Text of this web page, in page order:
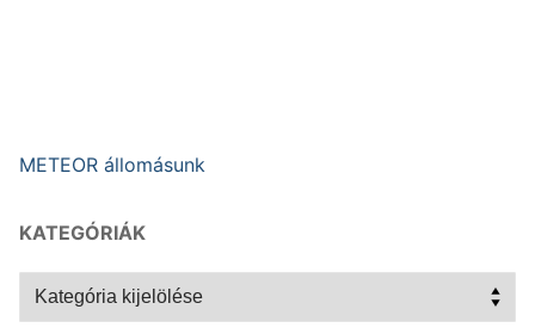
METEOR állomásunk
KATEGÓRIÁK
Kategóriák